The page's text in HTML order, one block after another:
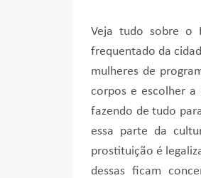
Veja tudo sobre o
frequentado da
mulheres de
corpos e escolher a
fazendo de tudo
essa parte da
prostituição é
dessas ficam